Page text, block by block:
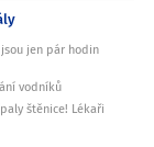
jen pár hodin
vodníků
štěnice! Lékaři